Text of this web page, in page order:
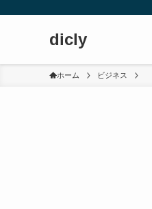
dicly
ホーム ビジネス